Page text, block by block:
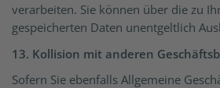
verarbeiten. Sie können über die zu
gespeicherten Daten unentgeltlich
13. Kollision mit anderen
Sofern Sie ebenfalls Allgemeine